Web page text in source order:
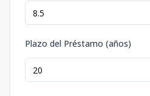
Plazo del Préstamo (años)